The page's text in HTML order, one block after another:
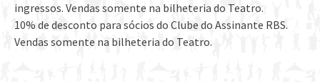
ingressos. Vendas somente na bilheteria do Teatro.
10% de desconto para sócios do Clube do Assinante RBS.
Vendas somente na bilheteria do Teatro.